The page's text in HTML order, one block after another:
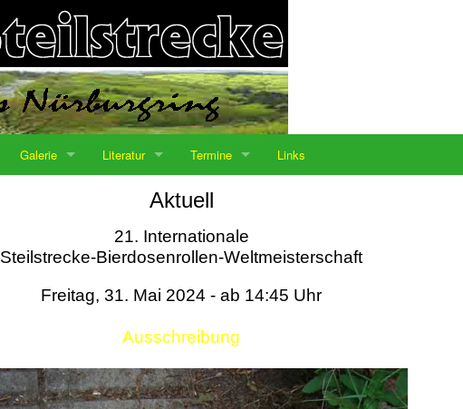
Galerie Literatur Termine Links
Aktuell
21. Internationale
Steilstrecke-Bierdosenrollen-Weltmeisterschaft
Freitag, 31. Mai 2024 - ab 14:45 Uhr
Ausschreibung